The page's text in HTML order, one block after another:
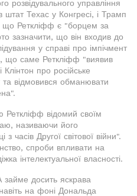
розвідувального управління
Техас у Конгресі, і Трамп
що Реткліфф є "борцем за
зазначити, що він входив до
у справі про імпічмент
що саме Реткліфф "виявив
Клінтон про російське
відмовився обманювати
Реткліфф відомий своїм
називаючи його
часів Другої світової війни".
спроби впливати на
інтелектуальної власності.
досить яскрава
на фоні Дональда